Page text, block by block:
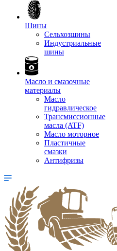
Шины
Сельхозшины
Индустриальные
шины
Масло и смазочные
материалы
Масло
гидравлическое
Трансмиссионные
масла (ATF)
Масло моторное
Пластичные
смазки
Антифризы